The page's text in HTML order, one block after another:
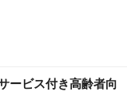
ービス付き高齢者向